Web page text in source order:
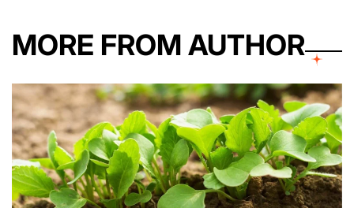
MORE FROM AUTHOR